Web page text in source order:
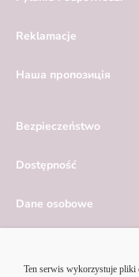
Reklamacje
Hаша пропозиція
Bezpieczeństwo
Dostępność
Dane osobowe